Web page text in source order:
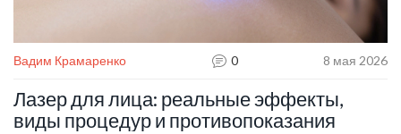
Вадим Крамаренко 0 8 мая 2026
Лазер для лица: реальные эффекты,
виды процедур и противопоказания